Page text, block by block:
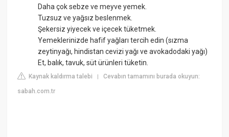
Daha çok sebze ve meyve yemek.
Tuzsuz ve yağsız beslenmek.
Şekersiz yiyecek ve içecek tüketmek.
Yemeklerinizde hafif yağları tercih edin (sızma
zeytinyağı, hindistan cevizi yağı ve avokadodaki yağı)
Et, balık, tavuk, süt ürünleri tüketin.
Kaynak kaldırma talebi |Cevabın tamamını burada okuyun:
sabah.com.tr